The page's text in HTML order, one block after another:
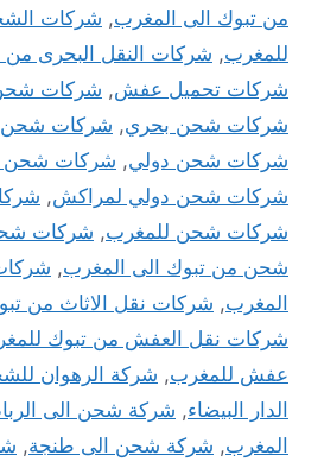
من تبوك الى المغرب, شركات
للمغرب, شركات النقل البحرى من
شركات تحميل عفش, شركات
شركات شحن بحري, شركات شحن
شركات شحن دولي, شركات شحن
شركات شحن دولي لمراكش,
شركات شحن للمغرب, شركات
شحن من تبوك الى المغرب,
المغرب, شركات نقل الاثاث من
شركات نقل العفش من تبوك
عفش للمغرب, شركة الرهوان
الدار البيضاء, شركة شحن الى
المغرب, شركة شحن الى طنجة,